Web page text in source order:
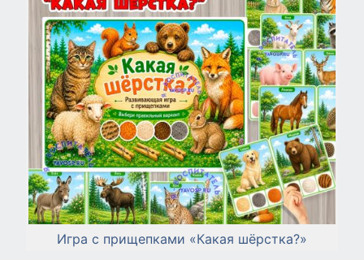
Игра с прищепками «Какая шёрстка?»